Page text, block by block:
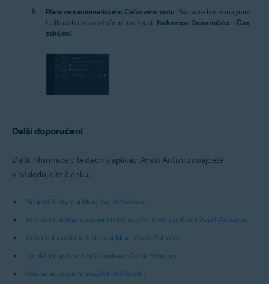
Plánování automatického Celkového testu: Nastavte harmonogram
Celkového testu výběrem možnosti Frekvence Den v měsíci a Čas
zahájení
Další doporučení
Další informace o testech v aplikaci Avast Antivirus najdete
v následujícím článku:
Neúplné testy v aplikaci Avast Antivirus
Vyloučení určitých souborů nebo webů z testů v aplikaci Avast Antivirus
Vytvoření vlastního testu v aplikaci Avast Antivirus
Prohlížení historie testů v aplikaci Avast Antivirus
Změna nastavení virových testů Avastu